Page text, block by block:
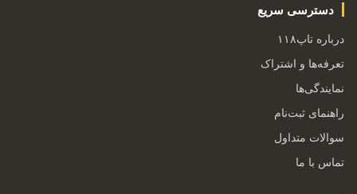
دسترسی سریع
درباره تاپ۱۱۸
تعرفه‌ها و اشتراک
نمایندگی‌ها
راهنمای ثبت‌نام
سوالات متداول
تماس با ما